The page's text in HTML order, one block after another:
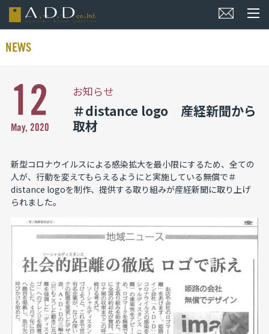
NEWS
12
May, 2020
お知らせ
＃distance logo 産経新聞から
取材
新型コロナウイルスによる感染拡大を最小限にするため、全ての
人が、行動を変えてもらえるようにと実施している無償で＃
distance logoを制作、提供する取り組みが産経新聞に取り上げ
られました。